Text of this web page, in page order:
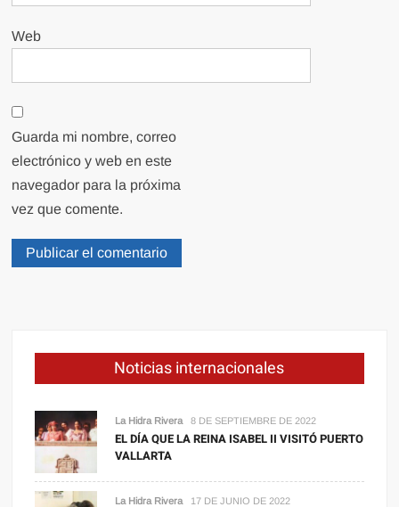
Web
Guarda mi nombre, correo
electrónico y web en este
navegador para la próxima
vez que comente.
Noticias internacionales
La Hidra Rivera 8 DE SEPTIEMBRE DE 2022
EL DÍA QUE LA REINA ISABEL II VISITÓ PUERTO
VALLARTA
La Hidra Rivera 17 DE JUNIO DE 2022